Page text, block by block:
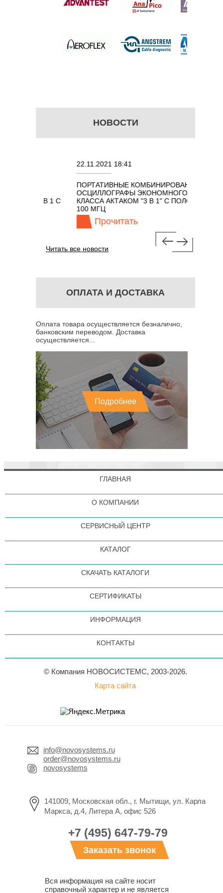
НОВОСТИ
22.11.2021 18:41
ПОРТАТИВНЫЕ КОМБИНИРОВАННЫЕ
ОСЦИЛЛОГРАФЫ ЭКОНОМНОГО
КЛАССА АКТАКОМ "3 В 1" С ПОЛОСОЙ
100 МГЦ
Прочитать
Читать все новости
ОПЛАТА И ДОСТАВКА
Оплата товара осуществляется безналично,
банковским переводом. Доставка
осуществляется...
Подробнее
ГЛАВНАЯ
О КОМПАНИИ
СЕРВИСНЫЙ ЦЕНТР
КАТАЛОГ
СКАЧАТЬ КАТАЛОГИ
СЕРТИФИКАТЫ
ИНФОРМАЦИЯ
КОНТАКТЫ
© Компания НОВОСИСТЕМС, 2003-2026.
Карта сайта
info@novosystems.ru
order@novosystems.ru
novosystems
141009, Московская обл., г. Мытищи, ул. Карла
Маркса, д.4, Литера А, офис 526
+7 (495) 647-79-79
Заказать звонок
Вся информация на сайте носит
справочный характер и не является